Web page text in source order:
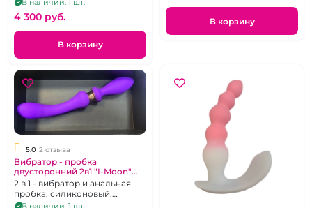
4 300 pуб.
В корзину
В корзину
5.0 2 отзыва
Вибратор - пробка
двусторонний 2в1 "I-Moon"
фиолетовый
2 в 1 - вибратор и анальная
пробка, силиконовый,
перезаряжаемый, 10 режимов,
В наличии: 1 шт.